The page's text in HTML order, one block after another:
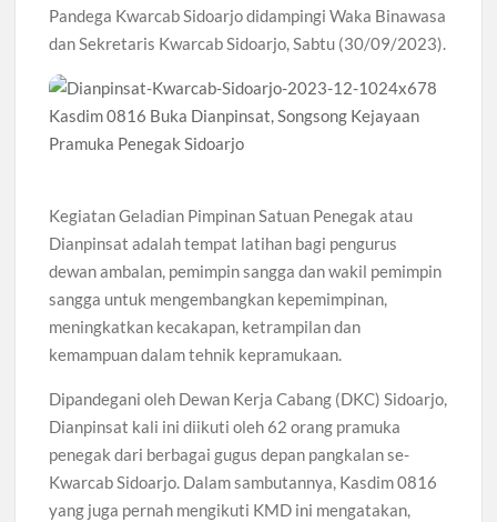
Gemuruh Semangat di Pangkalan SMP YPM 1 Taman: Saat
Kompetisi Mencetak Karakter dan Merajut Generasi di PSCC
Perkuat Kepemimpinan dan Demokrasi, Kwarran Jabon Gelar
Dianpinsa serta Musppanitera 2026
Sistem Kerja Industri Lewat KPDA
Kwarran Porong Gembleng Penegak Pramuka Lewat Pelatihan
Keprotokoleran
Tumbuhkan Ceria dan Karakter Sejak Dini, 704 Pramuka
Siaga Ramaikan Pesta Siaga Kwarran Prambon 2026
Ceria Bersama Pramuka Siaga: Membangun Generasi Tangguh
dan Berkarakter
Karena Karakter Tidak Dibentuk di Ruang Nyaman, LT-1
SDN Pagerwojo Hadir Menempa Ketangguhan
Pandega Kwarcab Sidoarjo didampingi Waka Binawasa
dan Sekretaris Kwarcab Sidoarjo, Sabtu (30/09/2023).
Kegiatan Geladian Pimpinan Satuan Penegak atau
Dianpinsat adalah tempat latihan bagi pengurus
dewan ambalan, pemimpin sangga dan wakil pemimpin
sangga untuk mengembangkan kepemimpinan,
meningkatkan kecakapan, ketrampilan dan
kemampuan dalam tehnik kepramukaan.
Dipandegani oleh Dewan Kerja Cabang (DKC) Sidoarjo,
Dianpinsat kali ini diikuti oleh 62 orang pramuka
penegak dari berbagai gugus depan pangkalan se-
Kwarcab Sidoarjo. Dalam sambutannya, Kasdim 0816
yang juga pernah mengikuti KMD ini mengatakan,